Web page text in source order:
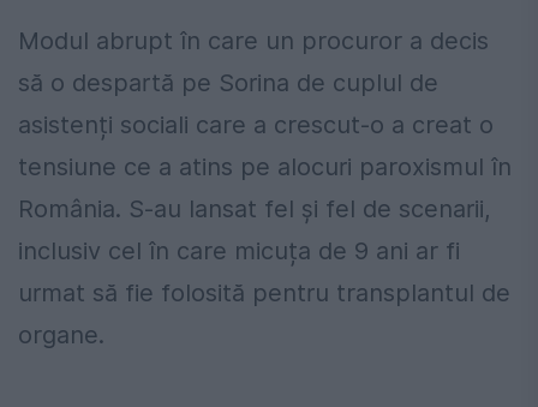
Modul abrupt în care un procuror a decis
să o despartă pe Sorina de cuplul de
asistenți sociali care a crescut-o a creat o
tensiune ce a atins pe alocuri paroxismul în
România. S-au lansat fel și fel de scenarii,
inclusiv cel în care micuța de 9 ani ar fi
urmat să fie folosită pentru transplantul de
organe.